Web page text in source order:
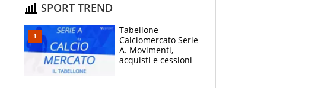
SPORT TREND
Tabellone
Calciomercato Serie
A. Movimenti,
acquisti e cessioni: